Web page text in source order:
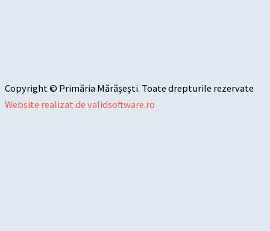
Copyright © Primăria Mărășești. Toate drepturile rezervate
Website realizat de validsoftware.ro